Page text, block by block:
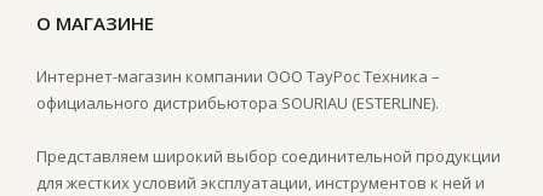
О МАГАЗИНЕ
Интернет-магазин компании ООО ТауРос Техника –
официального дистрибьютора SOURIAU (ESTERLINE).
Представляем широкий выбор соединительной продукции
для жестких условий эксплуатации, инструментов к ней и